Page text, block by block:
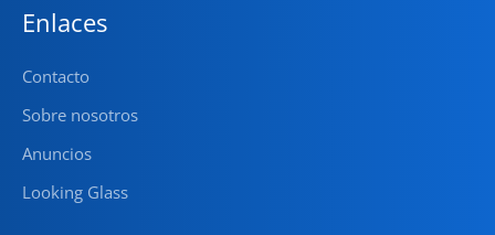
Enlaces
Contacto
Sobre nosotros
Anuncios
Looking Glass